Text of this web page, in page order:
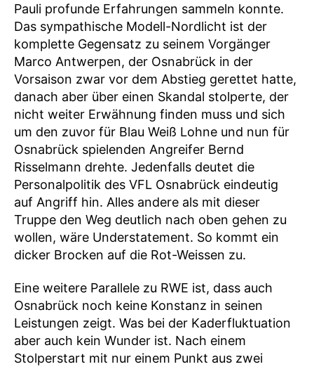
Pauli profunde Erfahrungen sammeln konnte.
Das sympathische Modell-Nordlicht ist der
komplette Gegensatz zu seinem Vorgänger
Marco Antwerpen, der Osnabrück in der
Vorsaison zwar vor dem Abstieg gerettet hatte,
danach aber über einen Skandal stolperte, der
nicht weiter Erwähnung finden muss und sich
um den zuvor für Blau Weiß Lohne und nun für
Osnabrück spielenden Angreifer Bernd
Risselmann drehte. Jedenfalls deutet die
Personalpolitik des VFL Osnabrück eindeutig
auf Angriff hin. Alles andere als mit dieser
Truppe den Weg deutlich nach oben gehen zu
wollen, wäre Understatement. So kommt ein
dicker Brocken auf die Rot-Weissen zu.
Eine weitere Parallele zu RWE ist, dass auch
Osnabrück noch keine Konstanz in seinen
Leistungen zeigt. Was bei der Kaderfluktuation
aber auch kein Wunder ist. Nach einem
Stolperstart mit nur einem Punkt aus zwei